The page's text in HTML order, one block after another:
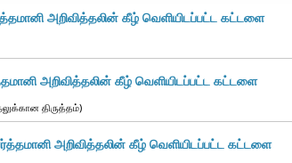
அறிவித்தலின் கீழ் வெளியிடப்பட்ட கட்டளை
அறிவித்தலின் கீழ் வெளியிடப்பட்ட கட்டளை
திருத்தம்)
அறிவித்தலின் கீழ் வெளியிடப்பட்ட கட்டளை